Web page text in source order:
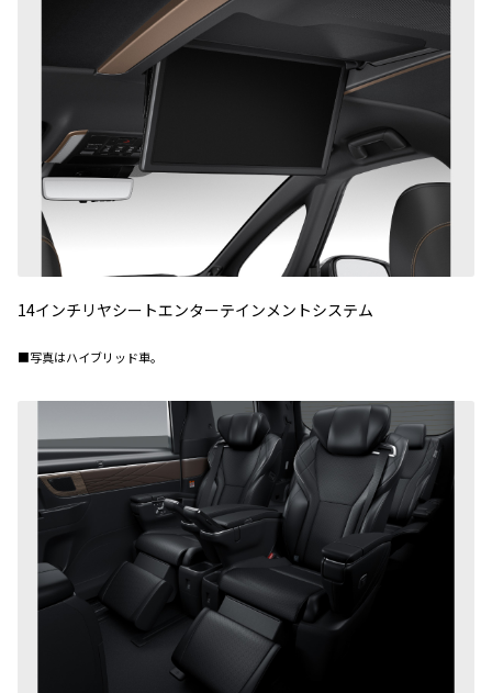
14インチリヤシートエンターテインメントシステム
■写真はハイブリッド車。